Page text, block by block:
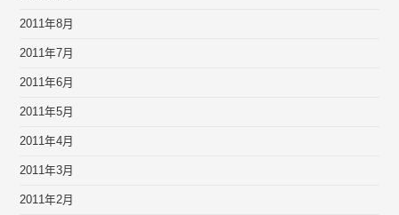
2011年8月
2011年7月
2011年6月
2011年5月
2011年4月
2011年3月
2011年2月